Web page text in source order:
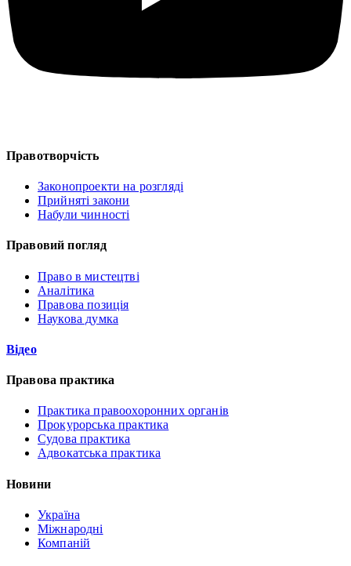
Правотворчість
Законопроекти на розгляді
Прийняті закони
Набули чинності
Правовий погляд
Право в мистецтві
Аналітика
Правова позиція
Наукова думка
Відео
Правова практика
Практика правоохоронних органів
Прокурорська практика
Судова практика
Адвокатська практика
Новини
Україна
Міжнародні
Компаній